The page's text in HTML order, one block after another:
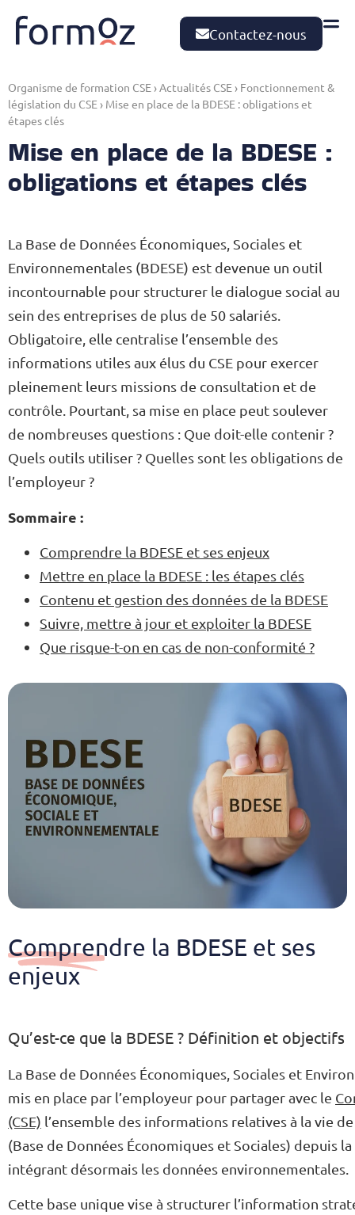
Contactez-nous
Organisme de formation CSE ›Actualités CSE › Fonctionnement &
législation du CSE › Mise en place de la BDESE : obligations et
étapes clés
Mise en place de la BDESE :
obligations et étapes clés
La Base de Données Économiques, Sociales et
Environnementales (BDESE) est devenue un outil
incontournable pour structurer le dialogue social au
sein des entreprises de plus de 50 salariés.
Obligatoire, elle centralise l’ensemble des
informations utiles aux élus du CSE pour exercer
pleinement leurs missions de consultation et de
contrôle. Pourtant, sa mise en place peut soulever
de nombreuses questions : Que doit-elle contenir ?
Quels outils utiliser ? Quelles sont les obligations de
l’employeur ?
Sommaire :
Comprendre la BDESE et ses enjeux
Mettre en place la BDESE : les étapes clés
Contenu et gestion des données de la BDESE
Suivre, mettre à jour et exploiter la BDESE
Que risque-t-on en cas de non-conformité ?
Comprendre la BDESE et ses
enjeux
Qu’est-ce que la BDESE ? Définition et objectifs
La Base de Données Économiques, Sociales et
mis en place par l’employeur pour partager avec le
(CSE) l’ensemble des informations relatives à la vie
(Base de Données Économiques et Sociales) depuis
intégrant désormais les données environnementales.
Cette base unique vise à structurer l’information